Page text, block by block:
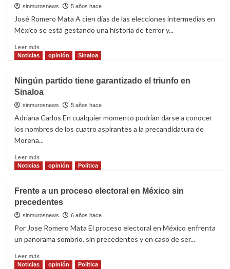
contienda
electoral
sinmurosnews 5 años hace
José Romero Mata A cien días de las elecciones intermedias en
México se está gestando una historia de terror y...
Leer másRead
more
intermedias
en
México,
una
de
terror
suspenso
Noticias opinión Sinaloa
Ningún partido tiene garantizado el triunfo en
Sinaloa
sinmurosnews 5 años hace
Adriana Carlos En cualquier momento podrían darse a conocer
los nombres de los cuatro aspirantes a la precandidatura de
Morena...
Leer másRead
more
partido
tiene
garantizado
en
Noticias opinión Politica
Frente a un proceso electoral en México sin
precedentes
sinmurosnews 6 años hace
Por Jose Romero Mata El proceso electoral en México enfrenta
un panorama sombrío, sin precedentes y en caso de ser...
Leer másRead
more
Noticias opinión Politica